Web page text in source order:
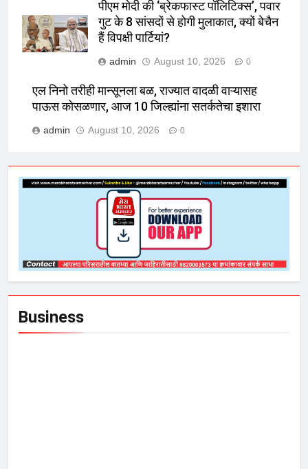
पीएम मोदी की ‘ब्रेकफास्ट पॉलिटिक्स’, पवार
गुट के 8 सांसदों से होगी मुलाकात, क्यों बेचैन
हैं विपक्षी पार्टियां?
admin August 10, 2026 0
एल निनो तरीही मान्सूनला बळ, राज्यात वादळी वाऱ्यासह
पाऊस कोसळणार, आज 10 जिल्ह्यांना सतर्कतेचा इशारा
admin August 10, 2026 0
Business